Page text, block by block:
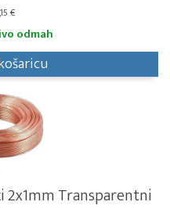
€
odmah
2x1mm Transparentni